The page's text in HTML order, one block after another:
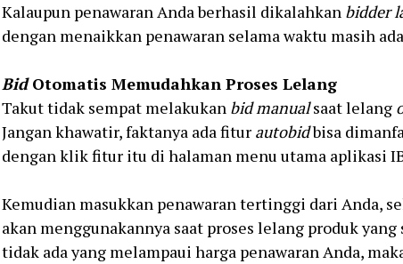
Kalaupun penawaran Anda berhasil dikalahkan bidder
dengan menaikkan penawaran selama waktu masih
BidOtomatis Memudahkan Proses Lelang
Takut tidak sempat melakukan bid manualsaat lelang
Jangan khawatir, faktanya ada fitur autobidbisa
dengan klik fitur itu di halaman menu utama aplikasi
Kemudian masukkan penawaran tertinggi dari Anda,
akan menggunakannya saat proses lelang produk yang
tidak ada yang melampaui harga penawaran Anda,